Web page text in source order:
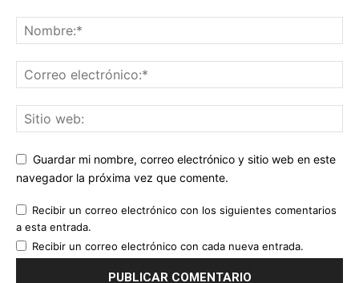
Guardar mi nombre, correo electrónico y sitio web en este
navegador la próxima vez que comente.
Recibir un correo electrónico con los siguientes comentarios
a esta entrada.
Recibir un correo electrónico con cada nueva entrada.